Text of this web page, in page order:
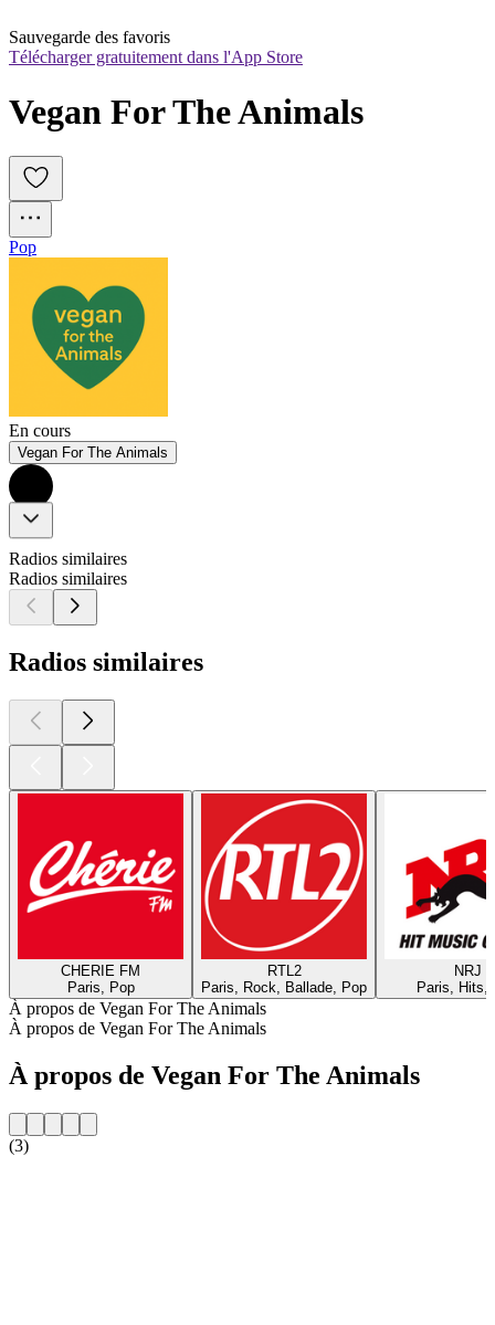
Sauvegarde des favoris
Télécharger gratuitement dans l'App Store
Vegan For The Animals
Pop
En cours
Vegan For The Animals
Radios similaires
Radios similaires
Radios similaires
CHERIE FM
Paris, Pop
RTL2
Paris, Rock, Ballade, Pop
NRJ
Paris, Hits,
À propos de Vegan For The Animals
À propos de Vegan For The Animals
À propos de Vegan For The Animals
(3)